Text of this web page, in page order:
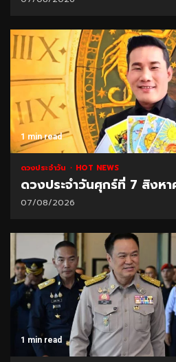
1 min read
ดวงประจำวัน HOT NEWS
ดวงประจำวันศุกร์ที่ 7 สิงห
07/08/2026
1 min read